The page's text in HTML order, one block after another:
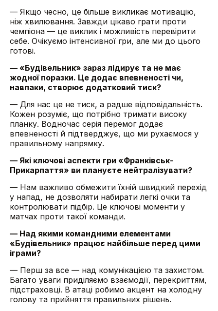
— Якщо чесно, це більше викликає мотивацію,
ніж хвилювання. Завжди цікаво грати проти
чемпіона — це виклик і можливість перевірити
себе. Очікуємо інтенсивної гри, але ми до цього
готові.
— «Будівельник» зараз лідирує та не має
жодної поразки. Це додає впевненості чи,
навпаки, створює додатковий тиск?
— Для нас це не тиск, а радше відповідальність.
Кожен розуміє, що потрібно тримати високу
планку. Водночас серія перемог додає
впевненості й підтверджує, що ми рухаємося у
правильному напрямку.
— Які ключові аспекти гри «Франківськ-
Прикарпаття» ви плануєте нейтралізувати?
— Нам важливо обмежити їхній швидкий перехід
у напад, не дозволяти набирати легкі очки та
контролювати підбір. Це ключові моменти у
матчах проти такої команди.
— Над якими командними елементами
«Будівельник» працює найбільше перед цими
іграми?
— Перш за все — над комунікацією та захистом.
Багато уваги приділяємо взаємодії, перекриттям,
підстраховці. В атаці робимо акцент на холодну
голову та прийняття правильних рішень.